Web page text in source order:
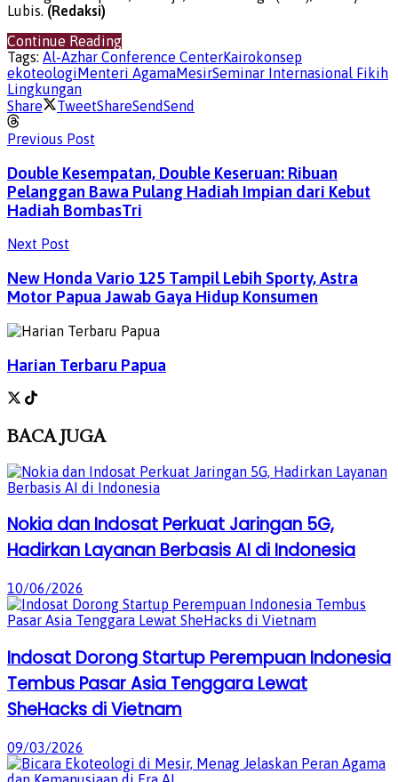
Lubis. (Redaksi)
Continue Reading
Tags: Al-Azhar Conference CenterKairokonsep
ekoteologiMenteri AgamaMesirSeminar Internasional Fikih
Lingkungan
Share
TweetShareSendSend
Previous Post
Double Kesempatan, Double Keseruan: Ribuan
Pelanggan Bawa Pulang Hadiah Impian dari Kebut
Hadiah BombasTri
Next Post
New Honda Vario 125 Tampil Lebih Sporty, Astra
Motor Papua Jawab Gaya Hidup Konsumen
Harian Terbaru Papua
BACAJUGA
Nokia dan Indosat Perkuat Jaringan 5G,
Hadirkan Layanan Berbasis AI di Indonesia
10/06/2026
Indosat Dorong Startup Perempuan Indonesia
Tembus Pasar Asia Tenggara Lewat
SheHacks di Vietnam
09/03/2026